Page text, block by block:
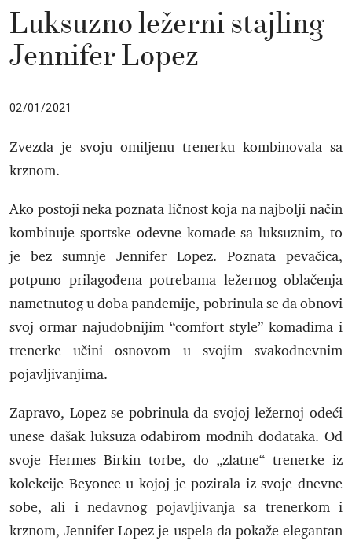
Luksuzno ležerni stajling
Jennifer Lopez
02/01/2021
Zvezda je svoju omiljenu trenerku kombinovala sa
krznom.
Ako postoji neka poznata ličnost koja na najbolji način
kombinuje sportske odevne komade sa luksuznim, to
je bez sumnje Jennifer Lopez. Poznata pevačica,
potpuno prilagođena potrebama ležernog oblačenja
nametnutog u doba pandemije, pobrinula se da obnovi
svoj ormar najudobnijim “comfort style” komadima i
trenerke učini osnovom u svojim svakodnevnim
pojavljivanjima.
Zapravo, Lopez se pobrinula da svojoj ležernoj odeći
unese dašak luksuza odabirom modnih dodataka. Od
svoje Hermes Birkin torbe, do „zlatne“ trenerke iz
kolekcije Beyonce u kojoj je pozirala iz svoje dnevne
sobe, ali i nedavnog pojavljivanja sa trenerkom i
krznom, Jennifer Lopez je uspela da pokaže elegantan